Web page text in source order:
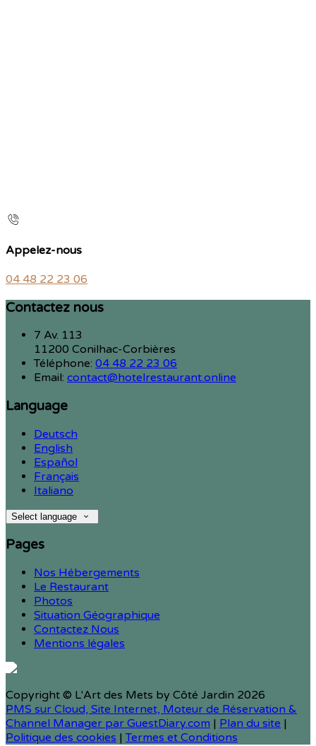
Appelez-nous
04 48 22 23 06
Contactez nous
7 Av. 113
11200 Conilhac-Corbières
Téléphone: 04 48 22 23 06
Email: contact@hotelrestaurant.online
Language
Deutsch
English
Español
Français
Italiano
Select language
Pages
Nos Hébergements
Le Restaurant
Photos
Situation Géographique
Contactez Nous
Mentions légales
Copyright © L'Art des Mets by Côté Jardin 2026
PMS sur Cloud, Site Internet, Moteur de Réservation &
Channel Manager par GuestDiary.com | Plan du site |
Politique des cookies | Termes et Conditions